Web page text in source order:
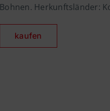
Bohnen. Herkunftsländer:
kaufen